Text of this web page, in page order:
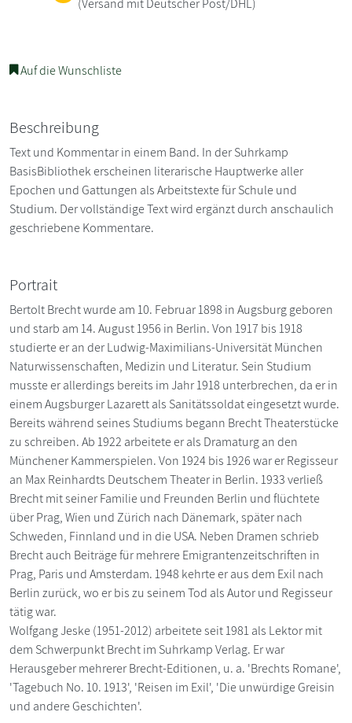
Auf die Wunschliste
Beschreibung
Text und Kommentar in einem Band. In der Suhrkamp
BasisBibliothek erscheinen literarische Hauptwerke aller
Epochen und Gattungen als Arbeitstexte für Schule und
Studium. Der vollständige Text wird ergänzt durch anschaulich
geschriebene Kommentare.
Portrait
Bertolt Brecht wurde am 10. Februar 1898 in Augsburg geboren
und starb am 14. August 1956 in Berlin. Von 1917 bis 1918
studierte er an der Ludwig-Maximilians-Universität München
Naturwissenschaften, Medizin und Literatur. Sein Studium
musste er allerdings bereits im Jahr 1918 unterbrechen, da er in
einem Augsburger Lazarett als Sanitätssoldat eingesetzt wurde.
Bereits während seines Studiums begann Brecht Theaterstücke
zu schreiben. Ab 1922 arbeitete er als Dramaturg an den
Münchener Kammerspielen. Von 1924 bis 1926 war er Regisseur
an Max Reinhardts Deutschem Theater in Berlin. 1933 verließ
Brecht mit seiner Familie und Freunden Berlin und flüchtete
über Prag, Wien und Zürich nach Dänemark, später nach
Schweden, Finnland und in die USA. Neben Dramen schrieb
Brecht auch Beiträge für mehrere Emigrantenzeitschriften in
Prag, Paris und Amsterdam. 1948 kehrte er aus dem Exil nach
Berlin zurück, wo er bis zu seinem Tod als Autor und Regisseur
tätig war.
Wolfgang Jeske (1951-2012) arbeitete seit 1981 als Lektor mit
dem Schwerpunkt Brecht im Suhrkamp Verlag. Er war
Herausgeber mehrerer Brecht-Editionen, u. a. 'Brechts Romane',
'Tagebuch No. 10. 1913', 'Reisen im Exil', 'Die unwürdige Greisin
und andere Geschichten'.